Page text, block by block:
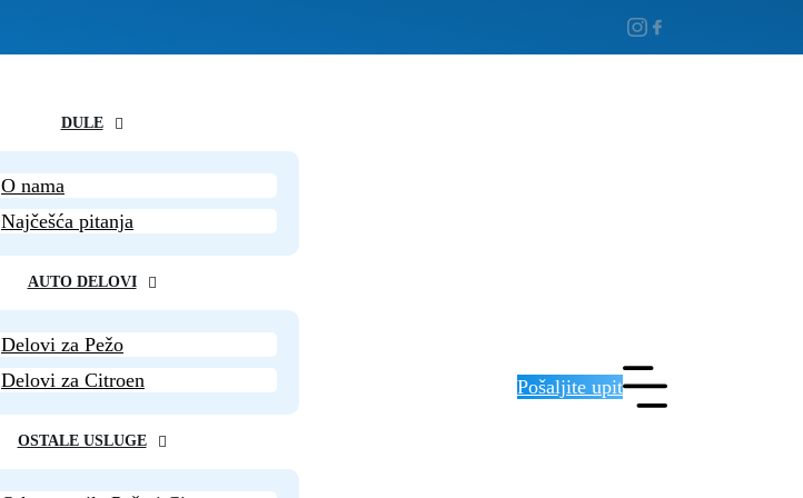
DULE
O nama
Najčešća pitanja
AUTO DELOVI
Delovi za Pežo
Delovi za Citroen
OSTALE USLUGE
Pošaljite upit